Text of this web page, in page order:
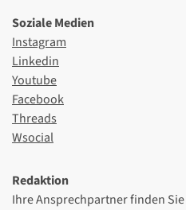
Soziale Medien
Instagram
Linkedin
Youtube
Facebook
Threads
Wsocial
Redaktion
Ihre Ansprechpartner finden Sie